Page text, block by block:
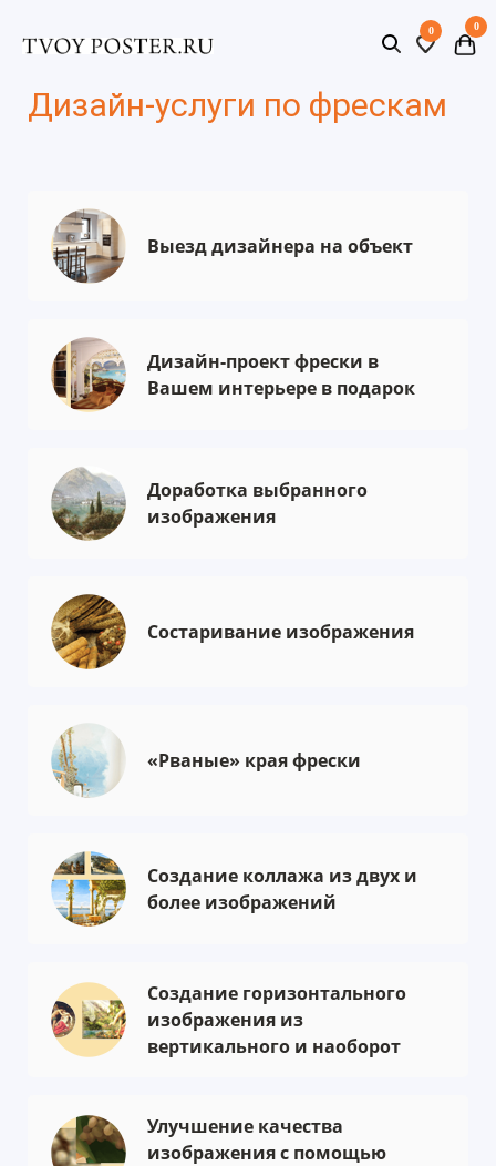
0 0
Дизайн-услуги по фрескам
Выезд дизайнера на объект
Дизайн-проект фрески в
Вашем интерьере в подарок
Доработка выбранного
изображения
Состаривание изображения
«Рваные» края фрески
Создание коллажа из двух и
более изображений
Создание горизонтального
изображения из
вертикального и наоборот
Улучшение качества
изображения с помощью